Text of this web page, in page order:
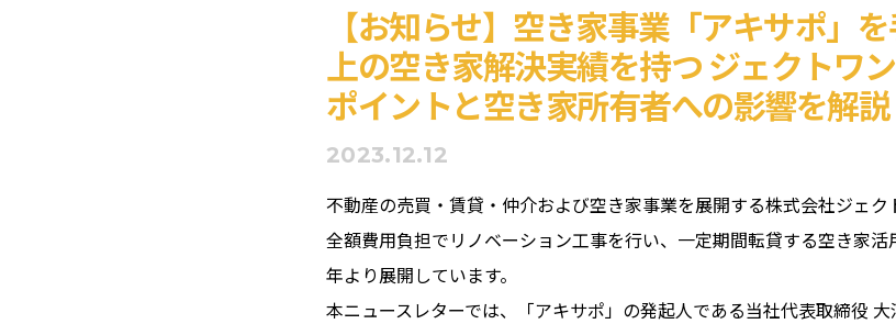
【お知らせ】空き家事業「アキサポ」
上の空き家解決実績を持つ ジェクトワ
ポイントと空き家所有者への影響を解説
2023.12.12
不動産の売買・賃貸・仲介および空き家事業を展開する株式会社ジェク
全額費用負担でリノベーション工事を行い、一定期間転貸する空き家活
年より展開しています。
本ニュースレターでは、「アキサポ」の発起人である当社代表取締役